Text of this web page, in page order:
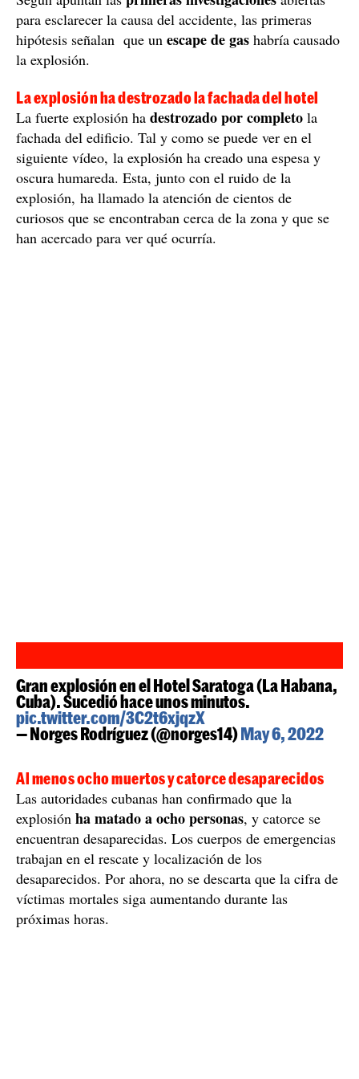
para esclarecer la causa del accidente, las primeras
hipótesis señalan que un escape de gas habría causado
la explosión.
La explosión ha destrozado la fachada del hotel
La fuerte explosión ha destrozado por completo la
fachada del edificio. Tal y como se puede ver en el
siguiente vídeo, la explosión ha creado una espesa y
oscura humareda. Esta, junto con el ruido de la
explosión, ha llamado la atención de cientos de
curiosos que se encontraban cerca de la zona y que se
han acercado para ver qué ocurría.
Gran explosión en el Hotel Saratoga (La Habana,
Cuba). Sucedió hace unos minutos.
pic.twitter.com/3C2t6xjqzX
— Norges Rodríguez (@norges14)May 6, 2022
Al menos ocho muertos y catorce desaparecidos
Las autoridades cubanas han confirmado que la
explosión ha matado a ocho personas, y catorce se
encuentran desaparecidas. Los cuerpos de emergencias
trabajan en el rescate y localización de los
desaparecidos. Por ahora, no se descarta que la cifra de
víctimas mortales siga aumentando durante las
próximas horas.